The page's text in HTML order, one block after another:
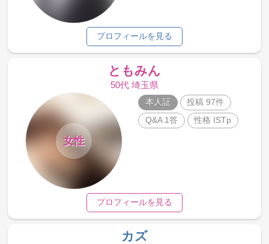
プロフィールを見る
ともみん
50代 埼玉県
女性
本人証
投稿 97件
Q&A 1答
性格 ISTp
プロフィールを見る
カズ